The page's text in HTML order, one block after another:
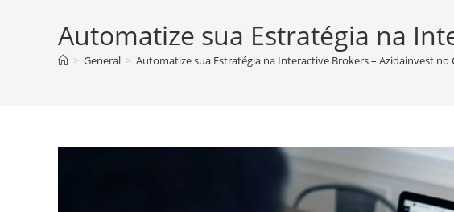
Automatize sua Estratégia na
> General > Automatize sua Estratégia na Interactive Brokers – Azidainvest no